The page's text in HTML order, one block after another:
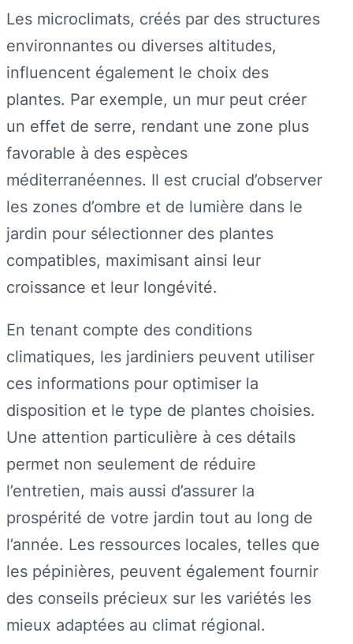
Les microclimats, créés par des structures
environnantes ou diverses altitudes,
influencent également le choix des
plantes. Par exemple, un mur peut créer
un effet de serre, rendant une zone plus
favorable à des espèces
méditerranéennes. Il est crucial d’observer
les zones d’ombre et de lumière dans le
jardin pour sélectionner des plantes
compatibles, maximisant ainsi leur
croissance et leur longévité.
En tenant compte des conditions
climatiques, les jardiniers peuvent utiliser
ces informations pour optimiser la
disposition et le type de plantes choisies.
Une attention particulière à ces détails
permet non seulement de réduire
l’entretien, mais aussi d’assurer la
prospérité de votre jardin tout au long de
l’année. Les ressources locales, telles que
les pépinières, peuvent également fournir
des conseils précieux sur les variétés les
mieux adaptées au climat régional.